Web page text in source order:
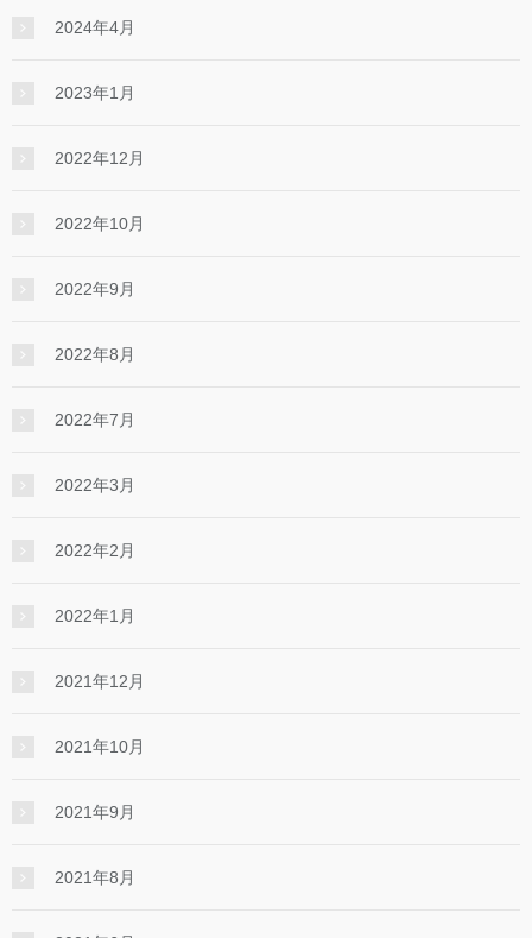
2024年4月
2023年1月
2022年12月
2022年10月
2022年9月
2022年8月
2022年7月
2022年3月
2022年2月
2022年1月
2021年12月
2021年10月
2021年9月
2021年8月